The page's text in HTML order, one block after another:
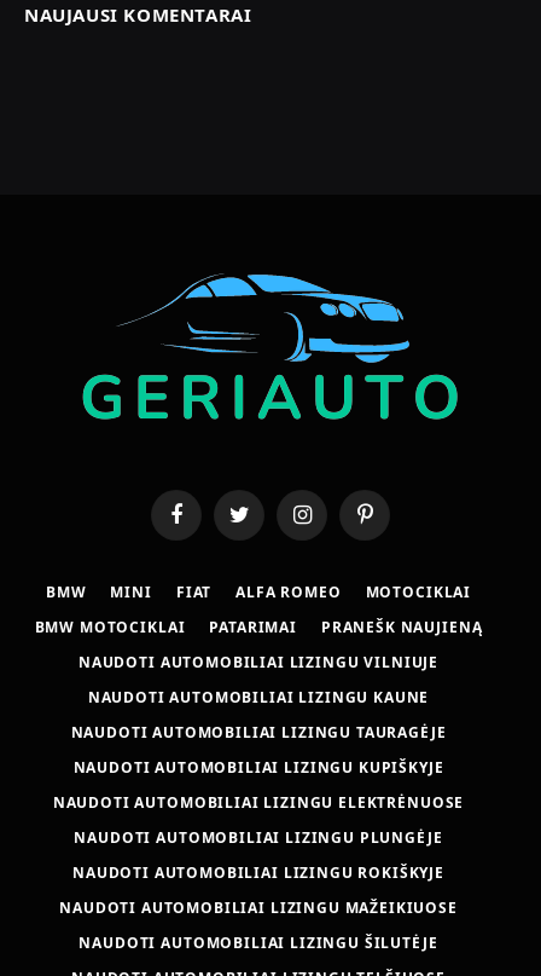
NAUJAUSI KOMENTARAI
FacebookTwitter InstagramPinterest
BMW MINI FIAT ALFA ROMEO
MOTOCIKLAI
BMW MOTOCIKLAI
PATARIMAI
PRANEŠK NAUJIENĄ
NAUDOTI AUTOMOBILIAI LIZINGU VILNIUJE
NAUDOTI AUTOMOBILIAI LIZINGU KAUNE
NAUDOTI AUTOMOBILIAI LIZINGU TAURAGĖJE
NAUDOTI AUTOMOBILIAI LIZINGU KUPIŠKYJE
NAUDOTI AUTOMOBILIAI LIZINGU ELEKTRĖNUOSE
NAUDOTI AUTOMOBILIAI LIZINGU PLUNGĖJE
NAUDOTI AUTOMOBILIAI LIZINGU ROKIŠKYJE
NAUDOTI AUTOMOBILIAI LIZINGU MAŽEIKIUOSE
NAUDOTI AUTOMOBILIAI LIZINGU ŠILUTĖJE